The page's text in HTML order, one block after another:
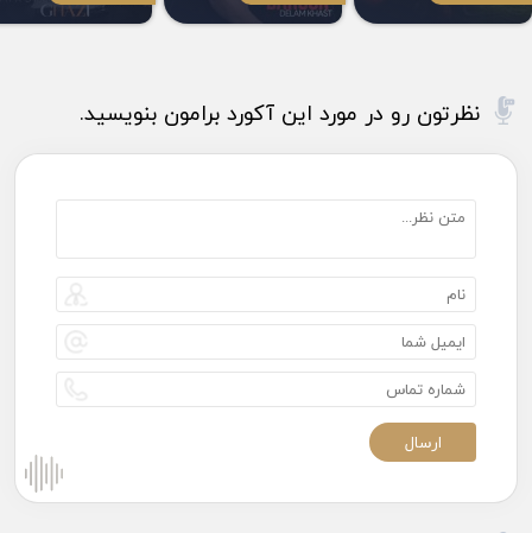
نظرتون رو در مورد این آکورد برامون بنویسید.